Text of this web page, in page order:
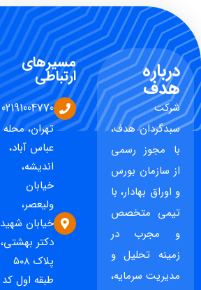
درباره
هدف
شرکت
سبدگردان هدف،
با مجوز رسمی
از سازمان بورس
و اوراق بهادار، با
تیمی متخصص
و مجرب در
زمینه تحلیل و
مدیریت سرمایه،
مسیرهای
ارتباطی
02191004770
تهران، محله
عباس آباد،
اندیشه،
خیابان
ولیعصر،
خیابان شهید
دکتر بهشتی،
پلاک ۵۰۸
طبقه اول کد